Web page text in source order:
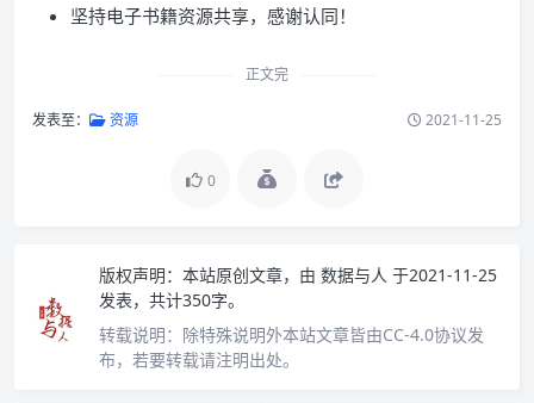
坚持电子书籍资源共享，感谢认同！
正文完
发表至： 资源 2021-11-25
0
版权声明： 本站原创文章，由 数据与人 于2021-11-25
发表，共计350字。
转载说明： 除特殊说明外本站文章皆由CC-4.0协议发
布，若要转载请注明出处。